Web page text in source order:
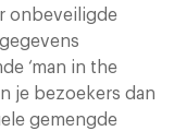
onbeveiligde
‘man in the
je bezoekers dan
gemengde